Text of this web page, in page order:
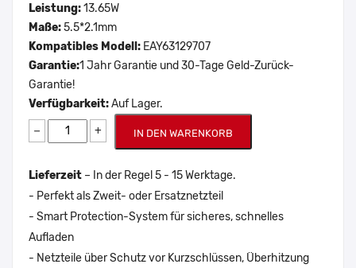
Leistung:13.65W
Maße:5.5*2.1mm
Kompatibles Modell: EAY63129707
Garantie:1 Jahr Garantie und 30-Tage Geld-Zurück-
Garantie!
Verfügbarkeit:Auf Lager.
− + IN DEN WARENKORB
Lieferzeit – In der Regel 5 - 15 Werktage.
- Perfekt als Zweit- oder Ersatznetzteil
- Smart Protection-System für sicheres, schnelles
Aufladen
- Netzteile über Schutz vor Kurzschlüssen, Überhitzung